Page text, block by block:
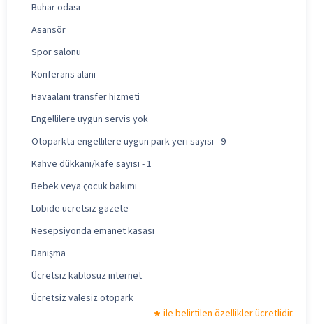
Buhar odası
Asansör
Spor salonu
Konferans alanı
Havaalanı transfer hizmeti
Engellilere uygun servis yok
Otoparkta engellilere uygun park yeri sayısı - 9
Kahve dükkanı/kafe sayısı - 1
Bebek veya çocuk bakımı
Lobide ücretsiz gazete
Resepsiyonda emanet kasası
Danışma
Ücretsiz kablosuz internet
Ücretsiz valesiz otopark
ile belirtilen özellikler ücretlidir.